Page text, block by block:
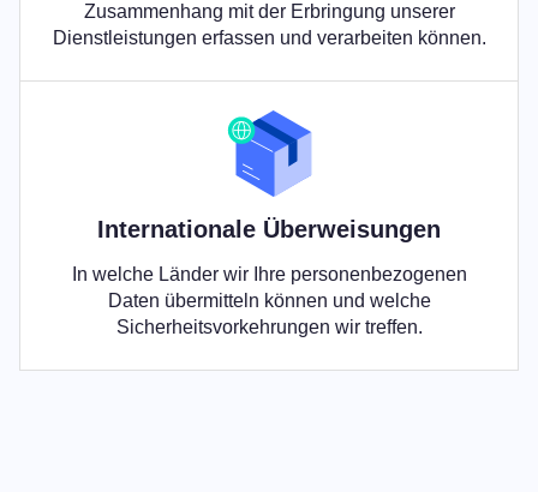
Zusammenhang mit der Erbringung unserer
Dienstleistungen erfassen und verarbeiten können.
Internationale Überweisungen
In welche Länder wir Ihre personenbezogenen
Daten übermitteln können und welche
Sicherheitsvorkehrungen wir treffen.